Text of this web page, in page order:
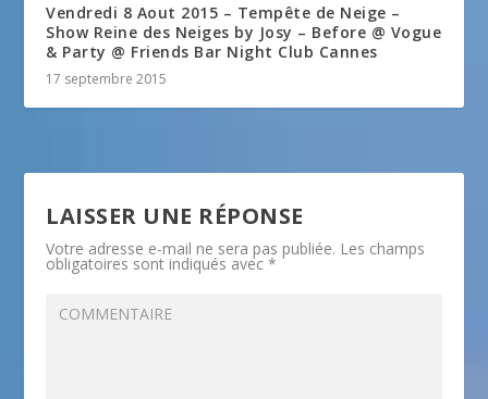
Vendredi 8 Aout 2015 – Tempête de Neige –
Show Reine des Neiges by Josy – Before @ Vogue
& Party @ Friends Bar Night Club Cannes
17 septembre 2015
LAISSER UNE RÉPONSE
Votre adresse e-mail ne sera pas publiée. Les champs
obligatoires sont indiqués avec*